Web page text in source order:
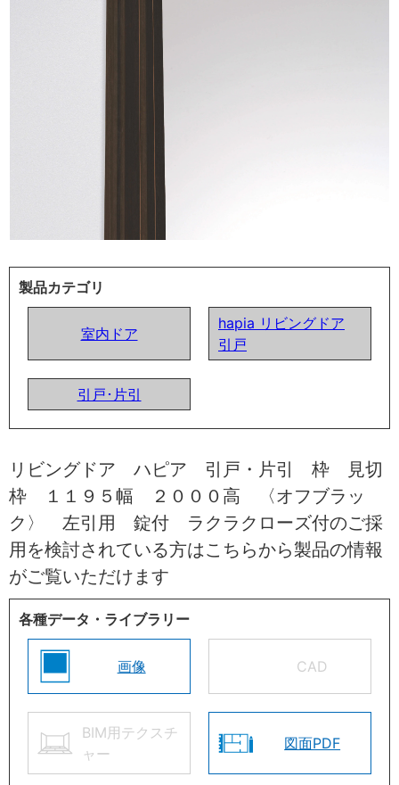
製品カテゴリ
室内ドア
hapia リビングドア
引戸
引戸･片引
リビングドア ハピア 引戸・片引 枠 見切
枠 １１９５幅 ２０００高 〈オフブラッ
ク〉 左引用 錠付 ラクラクローズ付のご採
用を検討されている方はこちらから製品の情報
がご覧いただけます
各種データ・ライブラリー
画像 CAD
BIM用テクスチ
ャー
図面PDF